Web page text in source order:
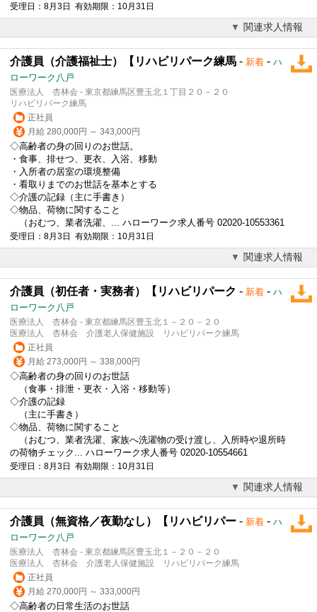
受理日：8月3日 有効期限：10月31日
関連求人情報
介護員（介護福祉士）【リハビリパーク練馬 - 新着 - ハ
ローワーク八戸
医療法人 杏林会 - 東京都練馬区豊玉北１丁目２０－２０
リハビリパーク練馬
正社員
月給 280,000円 ～ 343,000円
◇高齢者の身の回りのお世話。
・食事、排せつ、更衣、入浴、移動
・入所者の居室の環境整備
・看取りまでのお世話を基本とする
◇介護の記録（主に手書き）
◇物品、荷物に関すること
（おむつ、業者洗濯、... ハローワーク求人番号 02020-10553361
受理日：8月3日 有効期限：10月31日
関連求人情報
介護員（初任者・実務者）【リハビリパーク - 新着 - ハ
ローワーク八戸
医療法人 杏林会 - 東京都練馬区豊玉北１－２０－２０
医療法人 杏林会 介護老人保健施設 リハビリパーク練馬
正社員
月給 273,000円 ～ 338,000円
◇高齢者の身の回りのお世話
（食事・排泄・更衣・入浴・移動等）
◇介護の記録
（主に手書き）
◇物品、荷物に関すること
（おむつ、業者洗濯、家族へ洗濯物の受け渡し、入所時や退所時
の荷物チェック... ハローワーク求人番号 02020-10554661
受理日：8月3日 有効期限：10月31日
関連求人情報
介護員（無資格／夜勤なし）【リハビリパー - 新着 - ハ
ローワーク八戸
医療法人 杏林会 - 東京都練馬区豊玉北１－２０－２０
医療法人 杏林会 介護老人保健施設 リハビリパーク練馬
正社員
月給 270,000円 ～ 333,000円
◇高齢者の日常生活のお世話